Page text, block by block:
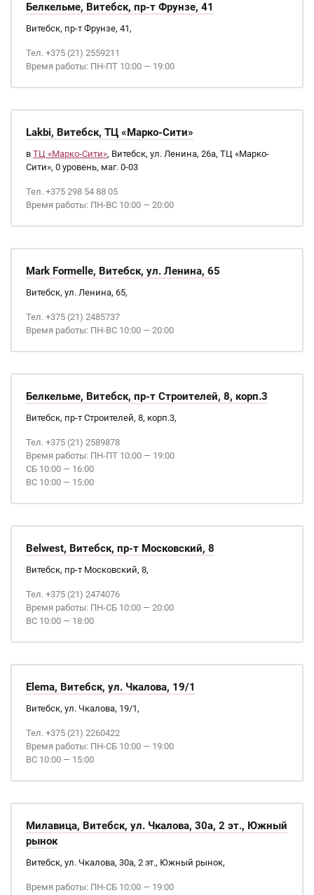
Белкельме, Витебск, пр-т Фрунзе, 41
Витебск, пр-т Фрунзе, 41,
Тел. +375 (21) 2559211
Время работы: ПН-ПТ 10:00 — 19:00
Lakbi, Витебск, ТЦ «Марко-Сити»
в ТЦ «Марко-Сити», Витебск, ул. Ленина, 26а, ТЦ «Марко-
Сити», 0 уровень, маг. 0-03
Тел. +375 298 54 88 05
Время работы: ПН-ВС 10:00 — 20:00
Mark Formelle, Витебск, ул. Ленина, 65
Витебск, ул. Ленина, 65,
Тел. +375 (21) 2485737
Время работы: ПН-ВС 10:00 — 20:00
Белкельме, Витебск, пр-т Строителей, 8, корп.3
Витебск, пр-т Строителей, 8, корп.3,
Тел. +375 (21) 2589878
Время работы: ПН-ПТ 10:00 — 19:00
СБ 10:00 — 16:00
ВС 10:00 — 15:00
Belwest, Витебск, пр-т Московский, 8
Витебск, пр-т Московский, 8,
Тел. +375 (21) 2474076
Время работы: ПН-СБ 10:00 — 20:00
ВС 10:00 — 18:00
Elema, Витебск, ул. Чкалова, 19/1
Витебск, ул. Чкалова, 19/1,
Тел. +375 (21) 2260422
Время работы: ПН-СБ 10:00 — 19:00
ВС 10:00 — 15:00
Милавица, Витебск, ул. Чкалова, 30а, 2 эт., Южный
рынок
Витебск, ул. Чкалова, 30а, 2 эт., Южный рынок,
Время работы: ПН-СБ 10:00 — 19:00